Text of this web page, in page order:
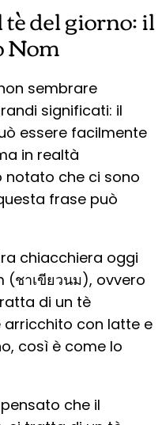
del giorno: il
Nom
sembrare
significati: il
essere facilmente
in realtà
notato che ci sono
frase può
chiacchiera oggi
(ชาเขียวนม), ovvero
di un tè
con latte e
così è come lo
che il